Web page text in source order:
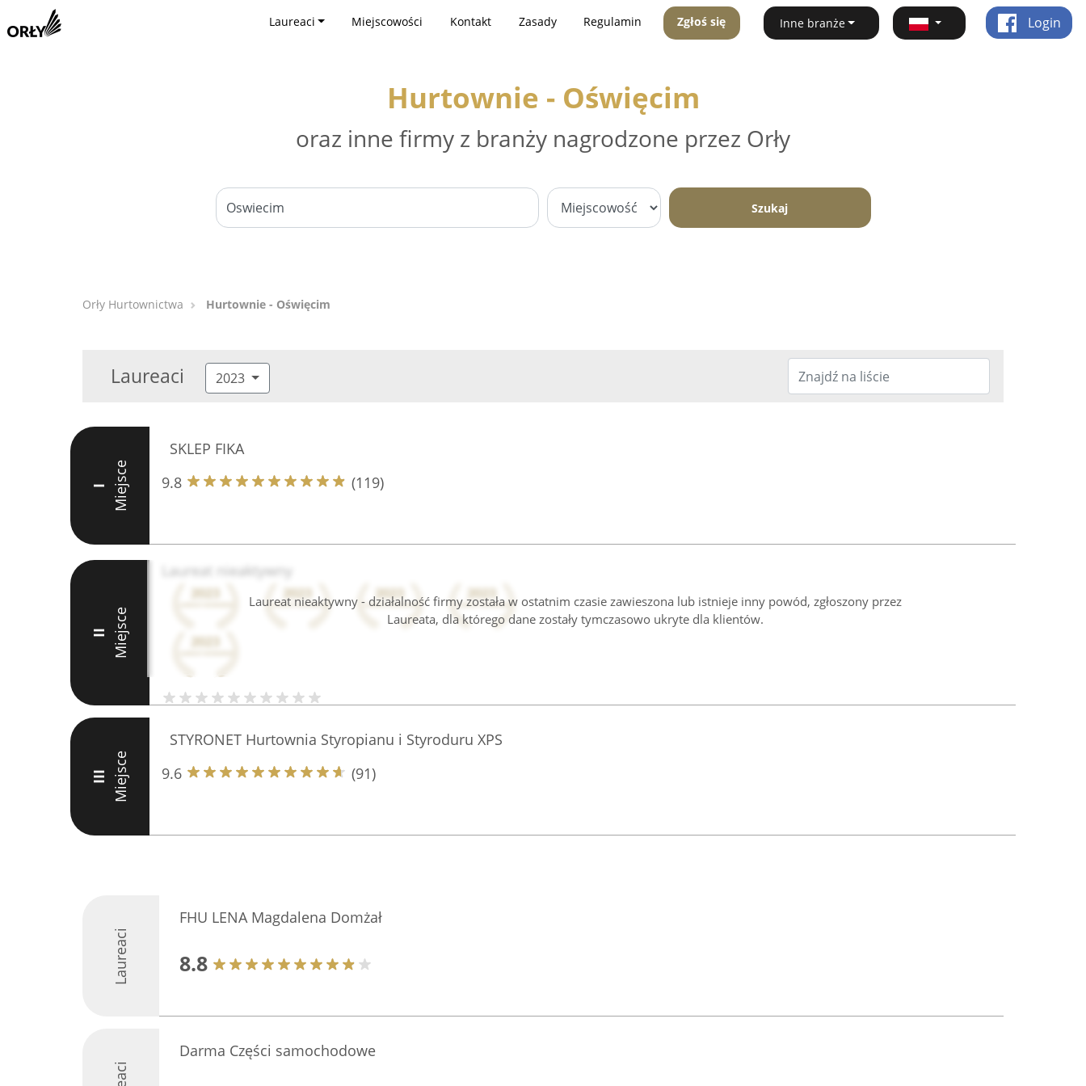
Laureaci Miejscowości Kontakt Zasady Regulamin Zgłoś się Inne branże Login
Hurtownie - Oświęcim
oraz inne firmy z branży nagrodzone przez Orły
Szukaj
Orły Hurtownictwa Hurtownie - Oświęcim
Laureaci 2023
I Miejsce
SKLEP FIKA
9.8
(119)
Laureat nieaktywny - działalność firmy została w ostatnim czasie zawieszona lub istnieje inny powód, zgłoszony przez
Laureata, dla którego dane zostały tymczasowo ukryte dla klientów.
II Miejsce
Laureat nieaktywny
III Miejsce
STYRONET Hurtownia Styropianu i Styroduru XPS
9.6
(91)
Laureaci
FHU LENA Magdalena Domżał
8.8
Darma Części samochodowe